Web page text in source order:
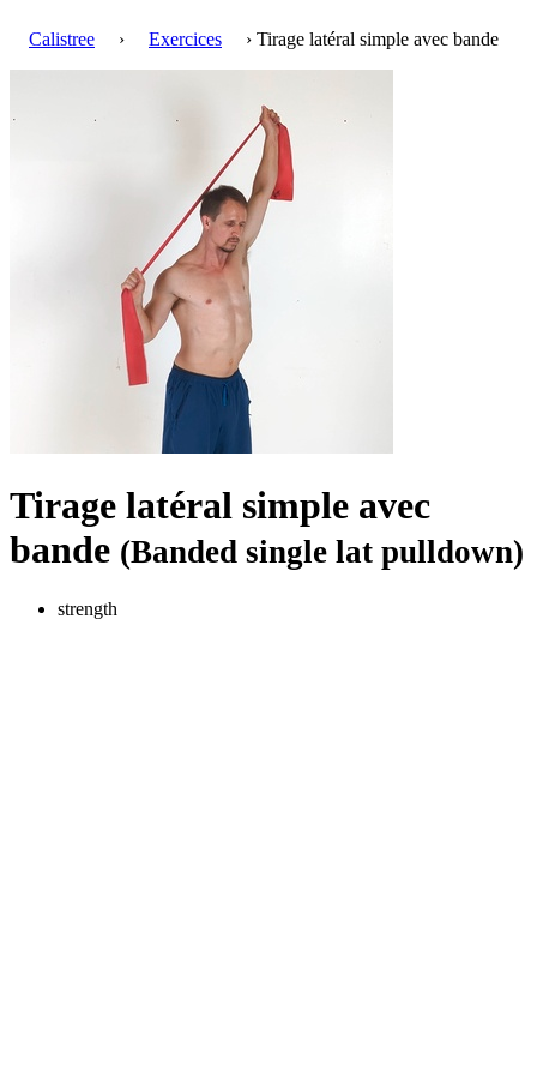
Calistree › Exercices › Tirage latéral simple avec bande
Tirage latéral simple avec
bande (Banded single lat pulldown)
strength